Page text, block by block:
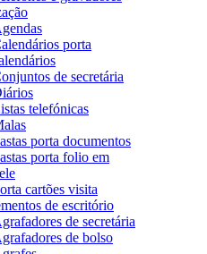
porta
de secretária
telefónicas
porta documentos
porta folio em
cartões visita
de escritório
de secretária
de bolso